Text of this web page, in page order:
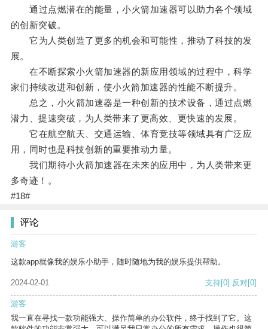
通过点燃潜在的能量，小火箭加速器可以助力各个领域
的创新突破。
它为人类创造了更多的机会和可能性，推动了科技的发
展。
在不断探索小火箭加速器的新应用领域的过程中，科学
家们持续改进和创新，使小火箭加速器的性能不断提升。
总之，小火箭加速器是一种创新的技术设备，通过点燃
潜力、提速突破，为人类带来了更高效、更快速的发展。
它在航空航天、交通运输、体育竞技等领域具有广泛应
用，同时也是科技创新的重要推动力量。
我们期待小火箭加速器在未来的应用中，为人类带来更
多奇迹！。
#18#
评论
游客
这款app就像我的娱乐小助手，随时随地为我的娱乐提供帮助。
2024-02-01 支持[0] 反对[0]
游客
我一直在寻找一款功能强大、操作简单的办公软件，终于找到了它。这